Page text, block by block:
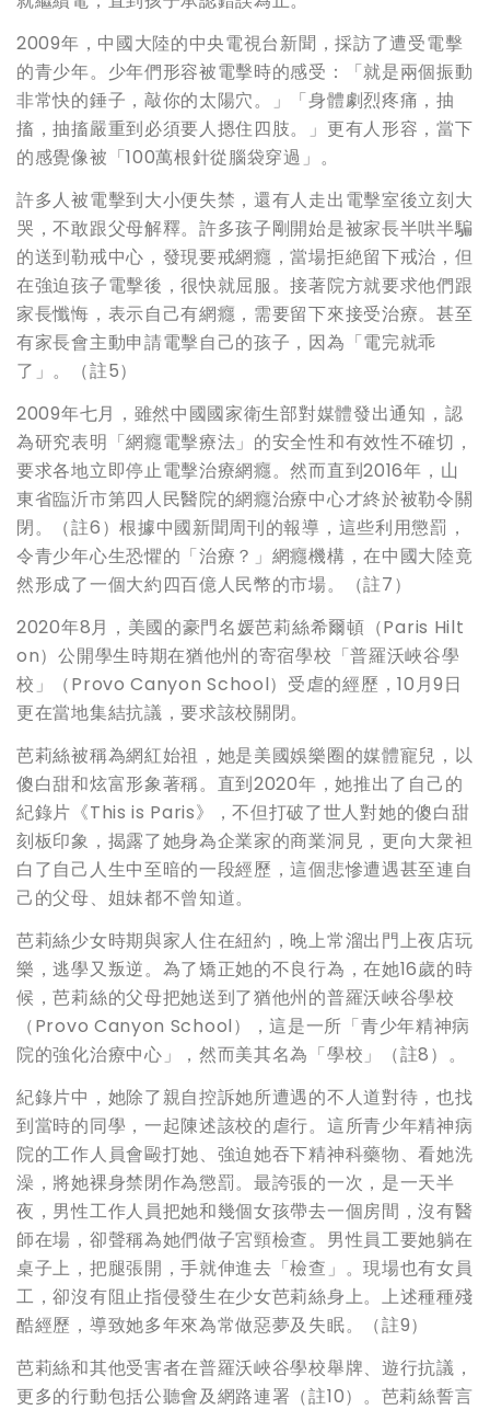
2009年，中國大陸的中央電視台新聞，採訪了遭受電擊
的青少年。少年們形容被電擊時的感受：「就是兩個振動
非常快的錘子，敲你的太陽穴。」「身體劇烈疼痛，抽
搐，抽搐嚴重到必須要人摁住四肢。」更有人形容，當下
的感覺像被「100萬根針從腦袋穿過」。
許多人被電擊到大小便失禁，還有人走出電擊室後立刻大
哭，不敢跟父母解釋。許多孩子剛開始是被家長半哄半騙
的送到勒戒中心，發現要戒網癮，當場拒絶留下戒治，但
在強迫孩子電擊後，很快就屈服。接著院方就要求他們跟
家長懺悔，表示自己有網癮，需要留下來接受治療。甚至
有家長會主動申請電擊自己的孩子，因為「電完就乖
了」。（註5）
2009年七月，雖然中國國家衛生部對媒體發出通知，認
為研究表明「網癮電擊療法」的安全性和有效性不確切，
要求各地立即停止電擊治療網癮。然而直到2016年，山
東省臨沂市第四人民醫院的網癮治療中心才終於被勒令關
閉。（註6）根據中國新聞周刊的報導，這些利用懲罰，
令青少年心生恐懼的「治療？」網癮機構，在中國大陸竟
然形成了一個大約四百億人民幣的市場。（註7）
2020年8月，美國的豪門名媛芭莉絲希爾頓（Paris Hilt
on）公開學生時期在猶他州的寄宿學校「普羅沃峽谷學
校」（Provo Canyon School）受虐的經歷，10月9日
更在當地集結抗議，要求該校關閉。
芭莉絲被稱為網紅始祖，她是美國娛樂圈的媒體寵兒，以
傻白甜和炫富形象著稱。直到2020年，她推出了自己的
紀錄片《This is Paris》，不但打破了世人對她的傻白甜
刻板印象，揭露了她身為企業家的商業洞見，更向大衆袒
白了自己人生中至暗的一段經歷，這個悲慘遭遇甚至連自
己的父母、姐妹都不曾知道。
芭莉絲少女時期與家人住在紐約，晚上常溜出門上夜店玩
樂，逃學又叛逆。為了矯正她的不良行為，在她16歲的時
候，芭莉絲的父母把她送到了猶他州的普羅沃峽谷學校
（Provo Canyon School），這是一所「青少年精神病
院的強化治療中心」，然而美其名為「學校」（註8）。
紀錄片中，她除了親自控訴她所遭遇的不人道對待，也找
到當時的同學，一起陳述該校的虐行。這所青少年精神病
院的工作人員會毆打她、強迫她吞下精神科藥物、看她洗
澡，將她裸身禁閉作為懲罰。最誇張的一次，是一天半
夜，男性工作人員把她和幾個女孩帶去一個房間，沒有醫
師在場，卻聲稱為她們做子宮頸檢查。男性員工要她躺在
桌子上，把腿張開，手就伸進去「檢查」。現場也有女員
工，卻沒有阻止指侵發生在少女芭莉絲身上。上述種種殘
酷經歷，導致她多年來為常做惡夢及失眠。（註9）
芭莉絲和其他受害者在普羅沃峽谷學校舉牌、遊行抗議，
更多的行動包括公聽會及網路連署（註10）。芭莉絲誓言